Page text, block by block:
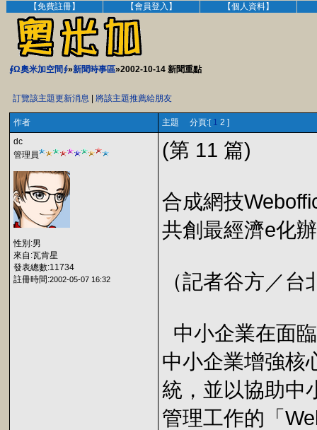
【免費註冊】 【會員登入】 【個人資料】
∮Ω奧米加空間∮»新聞時事區»2002-10-14 新聞重點
訂覽該主題更新消息 將該主題推薦給朋友
作者 主題 分頁:[ 1 2 ]
dc
管理員
性別:男
來自:瓦肯星
發表總數:11734
註冊時間:2002-05-07 16:32
(第 11 篇)
合成網技
共創最經濟e化
（記者谷方／
中小企業在面
中小企業增強核
統，並以協助中
管理工作的「